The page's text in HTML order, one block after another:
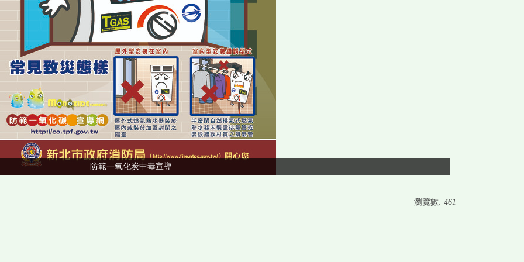
防範一氧化炭中毒宣導
瀏覽數: 461